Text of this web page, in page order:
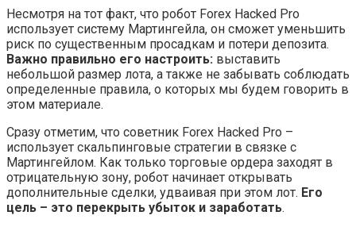
Несмотря на тот факт, что робот Forex Hacked Pro
использует систему Мартингейла, он сможет уменьшить
риск по существенным просадкам и потери депозита.
Важно правильно его настроить: выставить
небольшой размер лота, а также не забывать соблюдать
определенные правила, о которых мы будем говорить в
этом материале.
Сразу отметим, что советник Forex Hacked Pro –
использует скальпинговые стратегии в связке с
Мартингейлом. Как только торговые ордера заходят в
отрицательную зону, робот начинает открывать
дополнительные сделки, удваивая при этом лот. Его
цель – это перекрыть убыток и заработать.